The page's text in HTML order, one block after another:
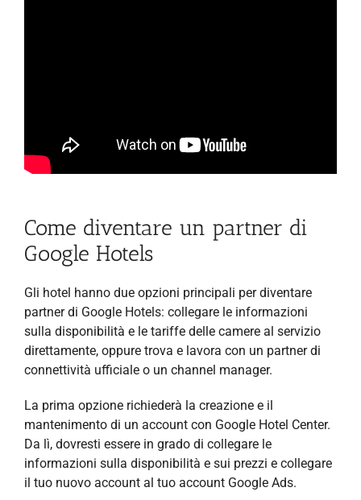
Come diventare un partner di
Google Hotels
Gli hotel hanno due opzioni principali per diventare
partner di Google Hotels: collegare le informazioni
sulla disponibilità e le tariffe delle camere al servizio
direttamente, oppure trova e lavora con un partner di
connettività ufficiale o un channel manager.
La prima opzione richiederà la creazione e il
mantenimento di un account con Google Hotel Center.
Da lì, dovresti essere in grado di collegare le
informazioni sulla disponibilità e sui prezzi e collegare
il tuo nuovo account al tuo account Google Ads.